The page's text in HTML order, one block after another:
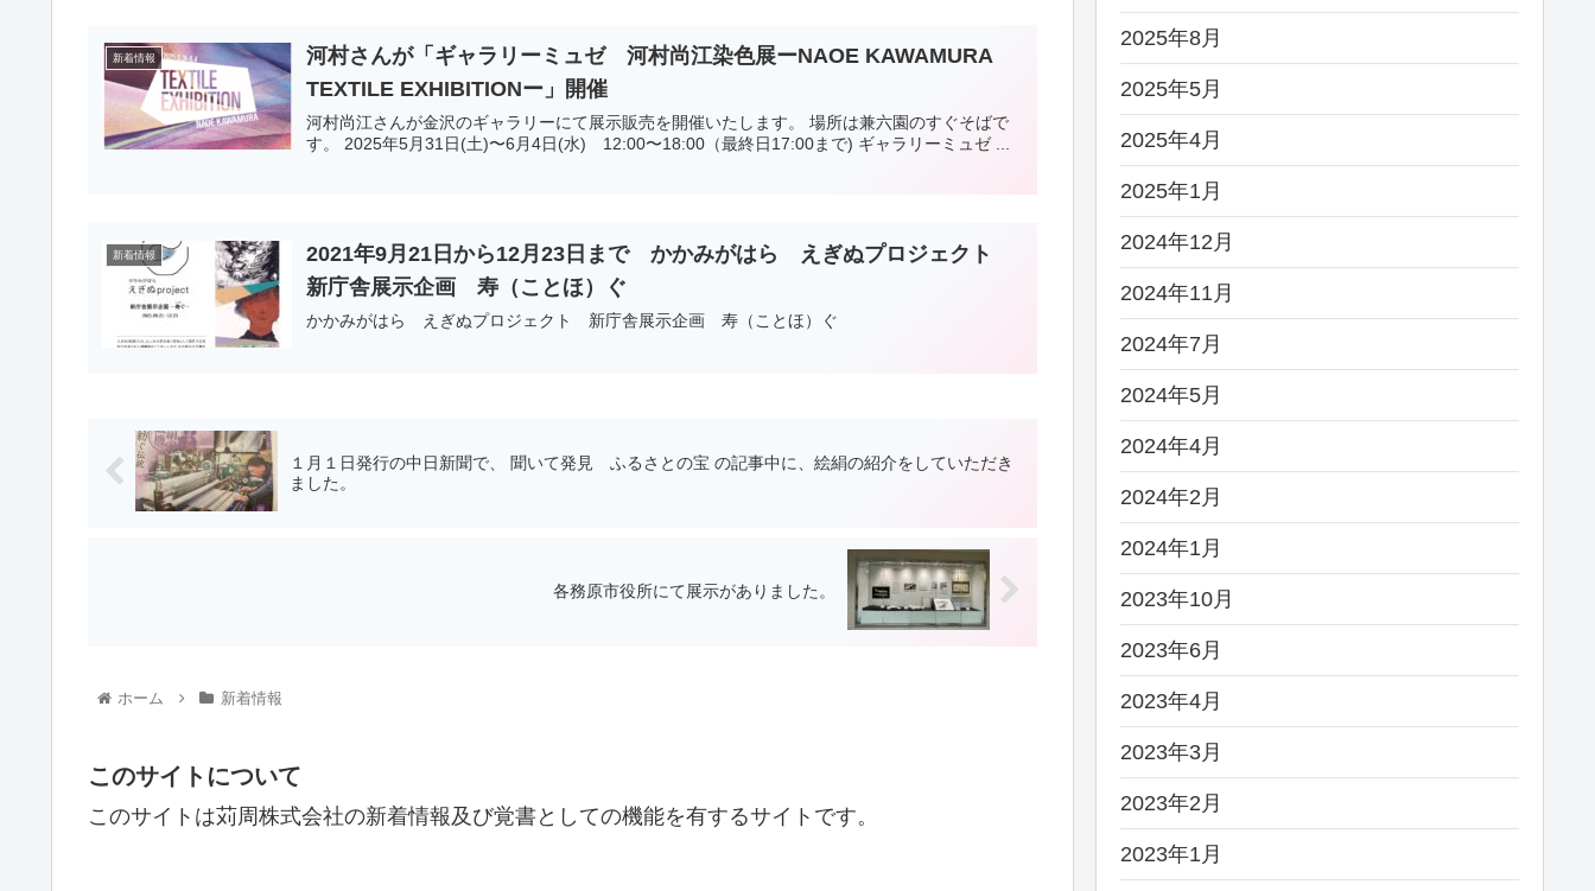
新着情報
河村さんが「ギャラリーミュゼ 河村尚江染色展ーNAOE KAWAMURA
TEXTILE EXHIBITIONー」開催
河村尚江さんが金沢のギャラリーにて展示販売を開催いたします。 場所は兼六園のすぐそばで
す。 2025年5月31日(土)〜6月4日(水) 12:00〜18:00（最終日17:00まで) ギャラリーミュゼ ...
新着情報
2021年9月21日から12月23日まで かかみがはら えぎぬプロジェクト
新庁舎展示企画 寿（ことほ）ぐ
かかみがはら えぎぬプロジェクト 新庁舎展示企画 寿（ことほ）ぐ
１月１日発行の中日新聞で、 聞いて発見 ふるさとの宝 の記事中に、絵絹の紹介をしていただき
ました。
各務原市役所にて展示がありました。
ホーム 新着情報
このサイトについて
このサイトは苅周株式会社の新着情報及び覚書としての機能を有するサイトです。
2025年8月
2025年5月
2025年4月
2025年1月
2024年12月
2024年11月
2024年7月
2024年5月
2024年4月
2024年2月
2024年1月
2023年10月
2023年6月
2023年4月
2023年3月
2023年2月
2023年1月